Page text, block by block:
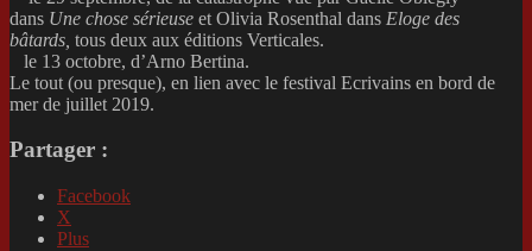
dans Une chose sérieuse et Olivia Rosenthal dans Eloge des
bâtards, tous deux aux éditions Verticales.
le 13 octobre, d’Arno Bertina.
Le tout (ou presque), en lien avec le festival Ecrivains en bord de
mer de juillet 2019.
Partager :
Facebook
X
Plus